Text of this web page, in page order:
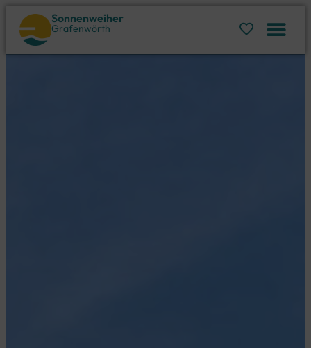
Sonnenweiher
Grafenwörth